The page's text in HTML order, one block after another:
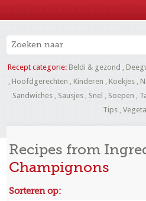
Recept categorie: Beldi & gezond ,
, Hoofdgerechten , Kinderen , Koekjes ,
Sandwiches , Sausjes , Snel , Soepen ,
Tips,
Recipes from
Champignons
Sorteren op: